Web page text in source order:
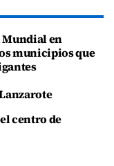
Mundial en
municipios que
centro de